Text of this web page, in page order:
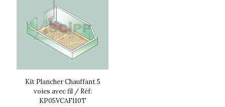
Kit Plancher Chauffant 5
voies avec fil / Réf:
KP05VCAF110T